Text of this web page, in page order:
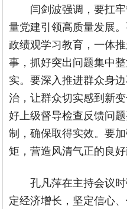
闫剑波强调，要扛
量党建引领高质量发展
政绩观学习教育，一体
事，抓好突出问题集中
实。要深入推进群众身
治，让群众切实感到新
好上级督导检查反馈问
制，确保取得实效。要
矩，营造风清气正的良好
孔凡萍在主持会议
定经济增长，坚定信心